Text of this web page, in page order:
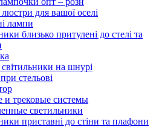
люстри для вашої оселі
лампи
близько притулені до стелі та
світильники на шнурі
стельові
трековые системы
светильники
приставні до стіни та плафони